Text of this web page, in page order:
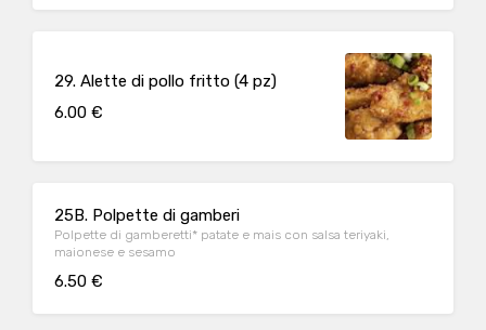
29. Alette di pollo fritto (4 pz)
6.00 €
25B. Polpette di gamberi
Polpette di gamberetti* patate e mais con salsa teriyaki,
maionese e sesamo
6.50 €